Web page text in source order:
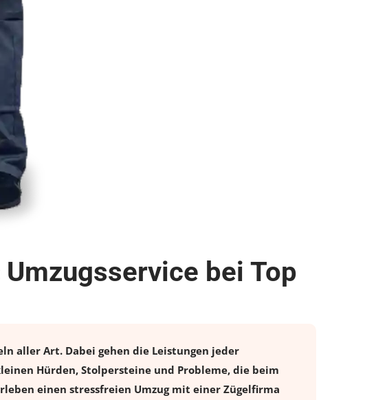
bei Top
aller Art. Dabei gehen die Leistungen jeder
Hürden, Stolpersteine und Probleme, die beim
einen stressfreien Umzugmit einer Zügelfirma